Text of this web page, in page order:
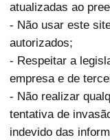
atualizadas ao
- Não usar este
autorizados;
- Respeitar a
empresa e de
- Não realizar
tentativa de
indevido das